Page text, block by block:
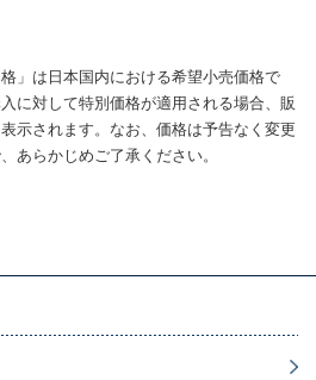
」は日本国内における希望小売価格で
に対して特別価格が適用される場合、販
示されます。なお、価格は予告なく変更
あらかじめご了承ください。